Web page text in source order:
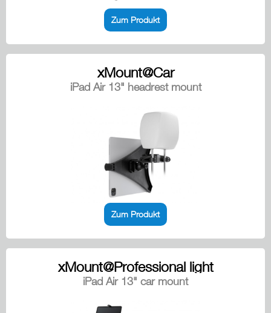
Zum Produkt
xMount@Car
iPad Air 13" headrest mount
Zum Produkt
xMount@Professional light
iPad Air 13" car mount